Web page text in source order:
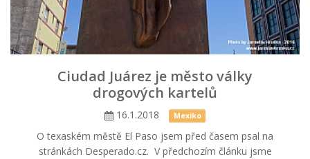
Ciudad Juárez je město války
drogových kartelů
16.1.2018 Mexiko
O texaském městě El Paso jsem před časem psal na
stránkách Desperado.cz. V předchozím článku jsme